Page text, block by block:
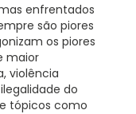
enfrentados
são piores
os piores
maior
violência
do
tópicos como